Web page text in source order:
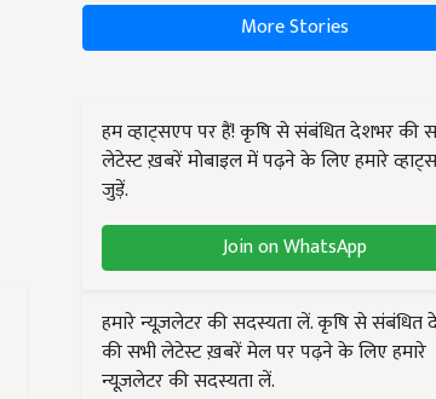
More Stories
हम व्हाट्सएप पर हैं! कृषि से संबंधित देशभर की
लेटेस्ट ख़बरें मोबाइल में पढ़ने के लिए हमारे
जुड़ें.
Join on WhatsApp
हमारे न्यूज़लेटर की सदस्यता लें. कृषि से संबंधित
की सभी लेटेस्ट ख़बरें मेल पर पढ़ने के लिए हमारे
न्यूज़लेटर की सदस्यता लें.